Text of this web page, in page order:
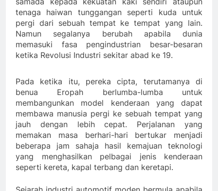
tenaga haiwan tunggangan seperti kuda untuk
pergi dari sebuah tempat ke tempat yang lain.
Namun segalanya berubah apabila dunia
memasuki fasa pengindustrian besar-besaran
ketika Revolusi Industri sekitar abad ke 19.
Pada ketika itu, pereka cipta, terutamanya di
benua Eropah berlumba-lumba untuk
membangunkan model kenderaan yang dapat
membawa manusia pergi ke sebuah tempat yang
jauh dengan lebih cepat. Perjalanan yang
memakan masa berhari-hari bertukar menjadi
beberapa jam sahaja hasil kemajuan teknologi
yang menghasilkan pelbagai jenis kenderaan
seperti kereta, kapal terbang dan keretapi.